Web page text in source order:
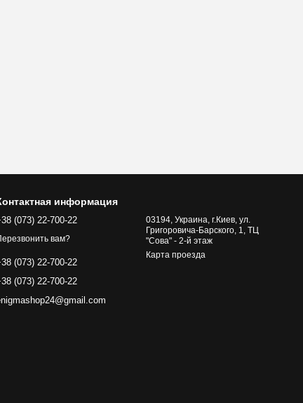
информация
(073) 22-700-22
вам?
(073) 22-700-22
(073) 22-700-22
03194, Украина, г.Киев, ул.
Григоровича-Барского, 1, ТЦ
"Сова" - 2-й этаж
Карта проезда